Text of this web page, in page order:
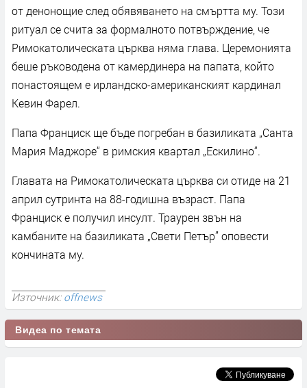
от денонощие след обявяването на смъртта му. Този
ритуал се счита за формалното потвърждение, че
Римокатолическата църква няма глава. Церемонията
беше ръководена от камердинера на папата, който
понастоящем е ирландско-американският кардинал
Кевин Фарел.
Папа Франциск ще бъде погребан в базиликата „Санта
Мария Маджоре“ в римския квартал „Ескилино“.
Главата на Римокатолическата църква си отиде на 21
април сутринта на 88-годишна възраст. Папа
Франциск е получил инсулт. Траурен звън на
камбаните на базиликата „Свети Петър” оповести
кончината му.
Източник:offnews
Видеа по темата